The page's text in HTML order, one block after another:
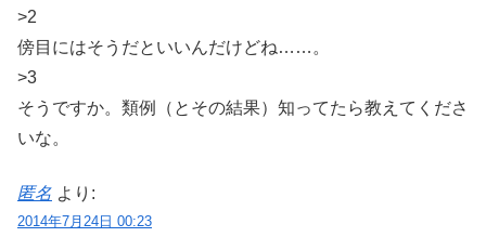
>2
傍目にはそうだといいんだけどね……。
>3
そうですか。類例（とその結果）知ってたら教えてくださ
いな。
匿名 より:
2014年7月24日 00:23